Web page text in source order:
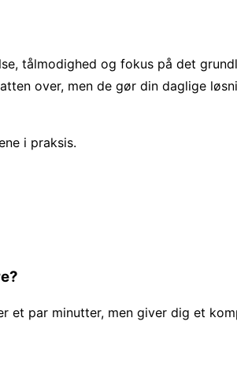
tålmodighed og fokus på det
over, men de gør din daglige
i praksis.
par minutter, men giver dig et